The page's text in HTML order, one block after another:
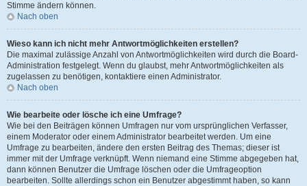
Stimme ändern können.
Nach oben
Wieso kann ich nicht mehr Antwortmöglichkeiten erstellen?
Die maximal zulässige Anzahl von Antwortmöglichkeiten wird durch die Board-
Administration festgelegt. Wenn du glaubst, mehr Antwortmöglichkeiten als
zugelassen zu benötigen, kontaktiere einen Administrator.
Nach oben
Wie bearbeite oder lösche ich eine Umfrage?
Wie bei den Beiträgen können Umfragen nur vom ursprünglichen Verfasser,
einem Moderator oder einem Administrator bearbeitet werden. Um eine
Umfrage zu bearbeiten, ändere den ersten Beitrag des Themas; dieser ist
immer mit der Umfrage verknüpft. Wenn niemand eine Stimme abgegeben hat,
dann können Benutzer die Umfrage löschen oder die Umfrageoption
bearbeiten. Sollte allerdings schon ein Benutzer abgestimmt haben, so kann